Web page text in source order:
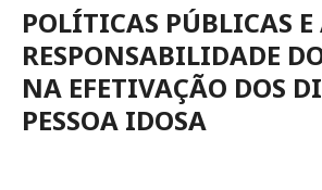
POLÍTICAS PÚBLICAS E
RESPONSABILIDADE
NA EFETIVAÇÃO DOS
PESSOA IDOSA